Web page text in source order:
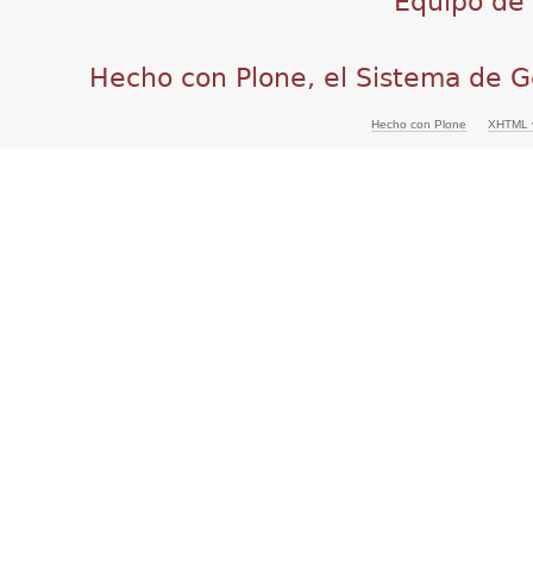
Hecho con Plone, el Sistema de
Hecho con Plone XHTML